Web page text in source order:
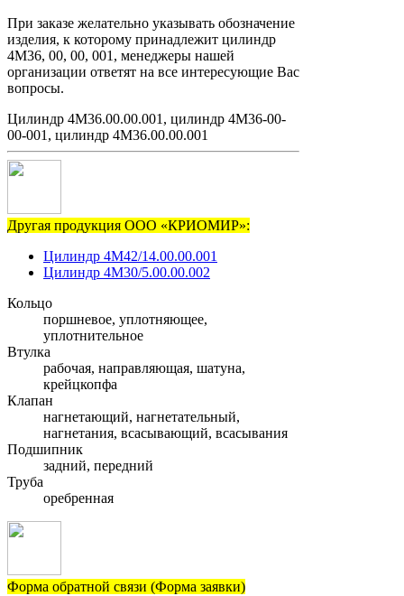
При заказе желательно указывать обозначение
изделия, к которому принадлежит цилиндр
4М36, 00, 00, 001, менеджеры нашей
организации ответят на все интересующие Вас
вопросы.
Цилиндр 4М36.00.00.001, цилиндр 4М36-00-
00-001, цилиндр 4М36.00.00.001
Другая продукция ООО «КРИОМИР»:
Цилиндр 4М42/14.00.00.001
Цилиндр 4М30/5.00.00.002
Кольцо
поршневое, уплотняющее,
уплотнительное
Втулка
рабочая, направляющая, шатуна,
крейцкопфа
Клапан
нагнетающий, нагнетательный,
нагнетания, всасывающий, всасывания
Подшипник
задний, передний
Труба
оребренная
Форма обратной связи (Форма заявки)